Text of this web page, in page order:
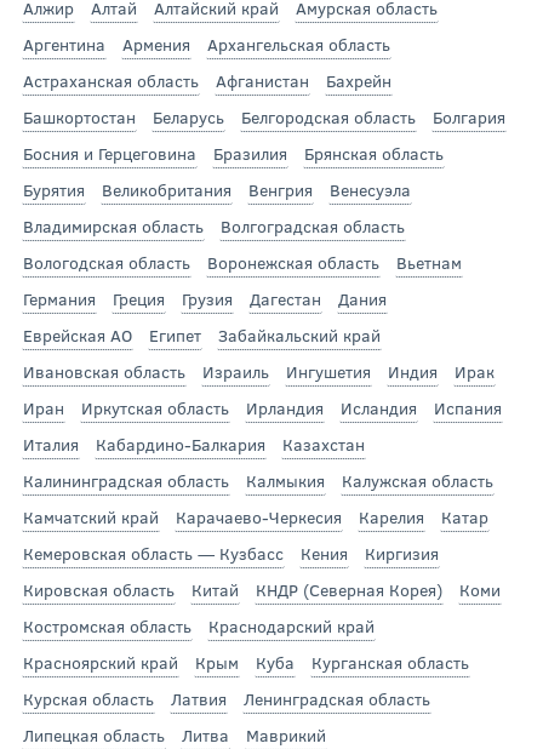
Алжир
Алтай Алтайский край
Амурская область
Аргентина
Армения
Архангельская область
Астраханская область
Афганистан
Бахрейн
Башкортостан
Беларусь Белгородская область
Болгария
Босния и Герцеговина
Бразилия
Брянская область
Бурятия
Великобритания Венгрия
Венесуэла
Владимирская область
Волгоградская область
Вологодская область
Воронежская область
Вьетнам
Германия
Греция Грузия Дагестан
Дания
Еврейская АО
Египет
Забайкальский край
Ивановская область
Израиль Ингушетия Индия
Ирак
Иран
Иркутская область Ирландия Исландия
Испания
Италия
Кабардино-Балкария
Казахстан
Калининградская область
Калмыкия
Калужская область
Камчатский край
Карачаево-Черкесия Карелия
Катар
Кемеровская область — Кузбасс
Кения
Киргизия
Кировская область
Китай КНДР (Северная Корея)
Коми
Костромская область
Краснодарский край
Красноярский край
Крым Куба
Курганская область
Курская область
Латвия
Ленинградская область
Липецкая область
Литва
Маврикий